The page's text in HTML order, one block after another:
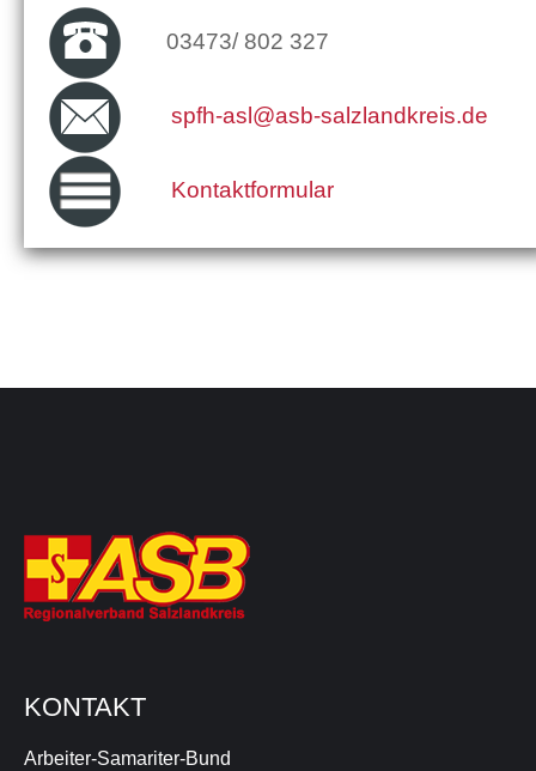
03473/ 802 327
spfh-asl@asb-salzlandkreis.de
Kontaktformular
KONTAKT
Arbeiter-Samariter-Bund